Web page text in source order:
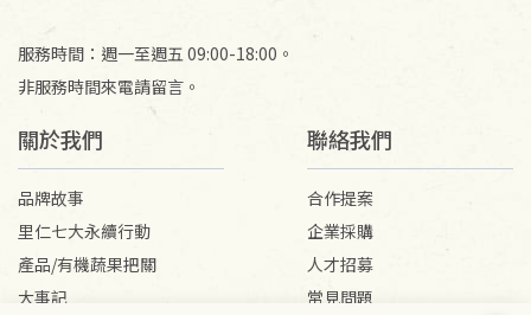
服務時間：週一至週五 09:00-18:00。
非服務時間來電請留言。
關於我們
品牌故事
里仁七大永續行動
產品/有機蔬果把關
大事記
聯絡我們
合作提案
企業採購
人才招募
常見問題